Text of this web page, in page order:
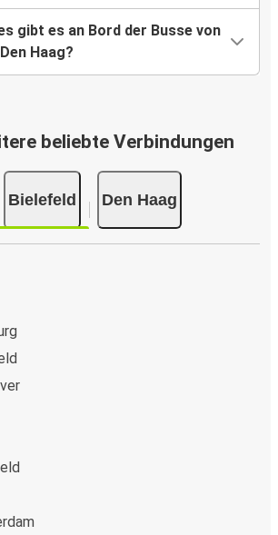
gibt es an Bord der Busse von
Haag?
beliebte Verbindungen
Bielefeld Den Haag